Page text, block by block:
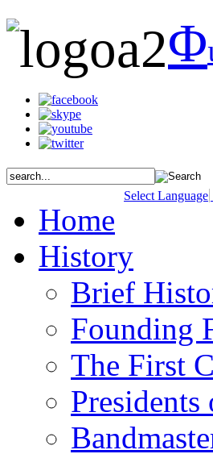
Φ
Select Language
Home
History
Brief
Founding
The First